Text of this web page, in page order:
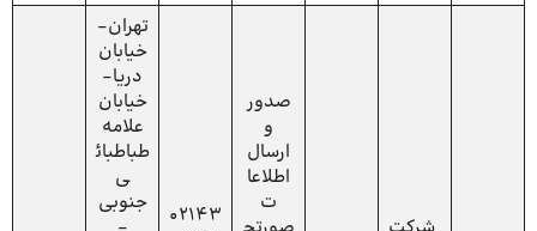
صدور
و
ارسال
اطلاعا
ت
02143
تهران-
خیابان
دریا-
خیابان
علامه
طباطبائ
ی
جنوبی